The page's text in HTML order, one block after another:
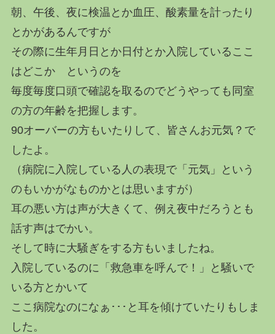
朝、午後、夜に検温とか血圧、酸素量を計ったり
とかがあるんですが
その際に生年月日とか日付とか入院しているここ
はどこか というのを
毎度毎度口頭で確認を取るのでどうやっても同室
の方の年齢を把握します。
90オーバーの方もいたりして、皆さんお元気？で
したよ。
（病院に入院している人の表現で「元気」という
のもいかがなものかとは思いますが）
耳の悪い方は声が大きくて、例え夜中だろうとも
話す声はでかい。
そして時に大騒ぎをする方もいましたね。
入院しているのに「救急車を呼んで！」と騒いで
いる方とかいて
ここ病院なのになぁ･･･と耳を傾けていたりもしま
した。